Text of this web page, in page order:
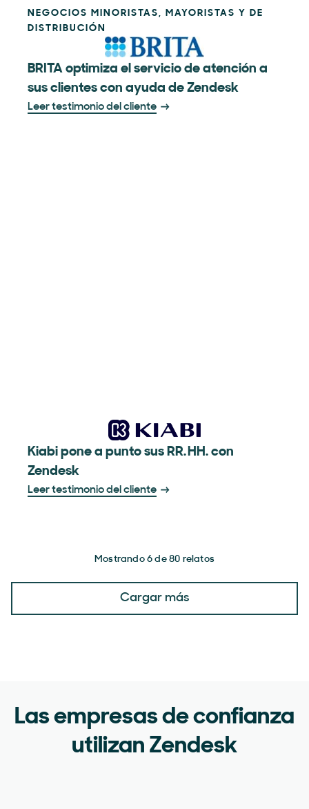
NEGOCIOS MINORISTAS, MAYORISTAS Y DE
DISTRIBUCIÓN
BRITA optimiza el servicio de atención a
sus clientes con ayuda de Zendesk
Leer testimonio del cliente
Kiabi pone a punto sus RR. HH. con
Zendesk
Leer testimonio del cliente
Mostrando 6 de 80 relatos
Cargar más
Las empresas de confianza
utilizan Zendesk